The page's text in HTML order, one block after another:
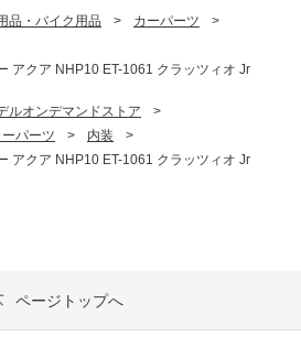
品・バイク用品 > カーパーツ
>
アクア NHP10 ET-1061 クラッツィオ Jr
ルオンデマンドストア
>
ーパーツ > 内装
>
アクア NHP10 ET-1061 クラッツィオ Jr
ページトップへ